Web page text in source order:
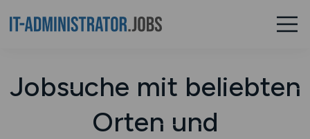
Jobsuche mit beliebten
Orten und